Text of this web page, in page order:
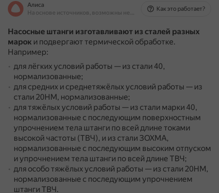
Алиса
На основе источников, возможны неточности
Как это работает?
Насосные штанги изготавливают из сталей разных
марок и подвергают термической обработке.
Например:
для лёгких условий работы — из стали 40,
нормализованные;
для средних и среднетяжёлых условий работы — из
стали 20НМ, нормализованные;
для тяжёлых условий работы — из стали марки 40,
нормализованные с последующим поверхностным
упрочнением тела штанги по всей длине токами
высокой частоты (ТВЧ), и из стали ЗОХМА,
нормализованные с последующим высоким отпуском
и упрочнением тела штанги по всей длине ТВЧ;
для особо тяжёлых условий работы — из стали 20НМ,
нормализованные с последующим упрочнением
штанги ТВЧ.